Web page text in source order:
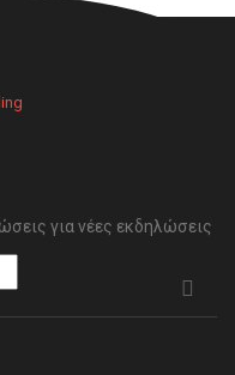
για νέες εκδηλώσεις